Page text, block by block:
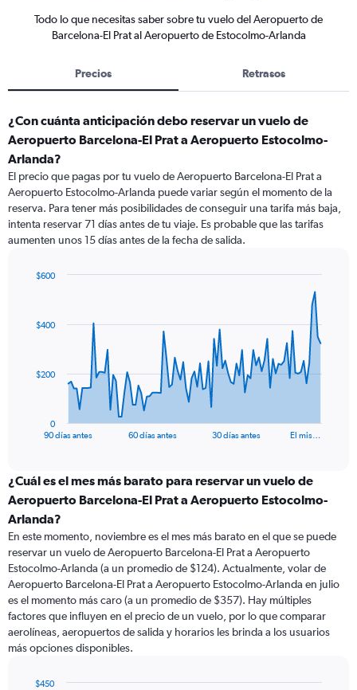
Todo lo que necesitas saber sobre tu vuelo del Aeropuerto de
Barcelona-El Prat al Aeropuerto de Estocolmo-Arlanda
Precios Retrasos
¿Con cuánta anticipación debo reservar un vuelo de
Aeropuerto Barcelona-El Prat a Aeropuerto Estocolmo-
Arlanda?
El precio que pagas por tu vuelo de Aeropuerto Barcelona-El Prat a
Aeropuerto Estocolmo-Arlanda puede variar según el momento de la
reserva. Para tener más posibilidades de conseguir una tarifa más baja,
intenta reservar 71 días antes de tu viaje. Es probable que las tarifas
aumenten unos 15 días antes de la fecha de salida.
data
The
categories.
Range:
91
categories.
The
chart
has
1
Y
axis
displaying
values.
90 días antes 60 días antes 30 días antes El mis…
0
$200
$400
$600
¿Cuál es el mes más barato para reservar un vuelo de
Aeropuerto Barcelona-El Prat a Aeropuerto Estocolmo-
Arlanda?
En este momento, noviembre es el mes más barato en el que se puede
reservar un vuelo de Aeropuerto Barcelona-El Prat a Aeropuerto
Estocolmo-Arlanda (a un promedio de $124). Actualmente, volar de
Aeropuerto Barcelona-El Prat a Aeropuerto Estocolmo-Arlanda en julio
es el momento más caro (a un promedio de $357). Hay múltiples
factores que influyen en el precio de un vuelo, por lo que comparar
aerolíneas, aeropuertos de salida y horarios les brinda a los usuarios
más opciones disponibles.
$450